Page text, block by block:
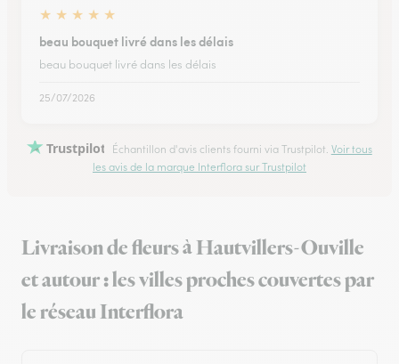
★ ★ ★ ★ ★
beau bouquet livré dans les délais
beau bouquet livré dans les délais
25/07/2026
Trustpilot Échantillon d'avis clients fourni via Trustpilot. Voir tous
les avis de la marque Interflora sur Trustpilot
Livraison de fleurs à Hautvillers-Ouville
et autour : les villes proches couvertes par
le réseau Interflora